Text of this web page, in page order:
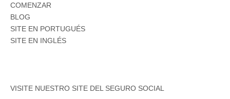
COMENZAR
BLOG
SITE EN PORTUGUÉS
SITE EN INGLÉS
VISITE NUESTRO SITE DEL SEGURO SOCIAL